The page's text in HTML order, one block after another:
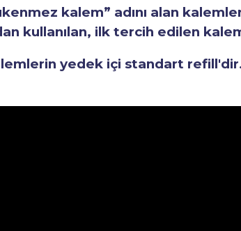
kalem” adını alan
kullanılan, ilk tercih edilen
yedek içi standart